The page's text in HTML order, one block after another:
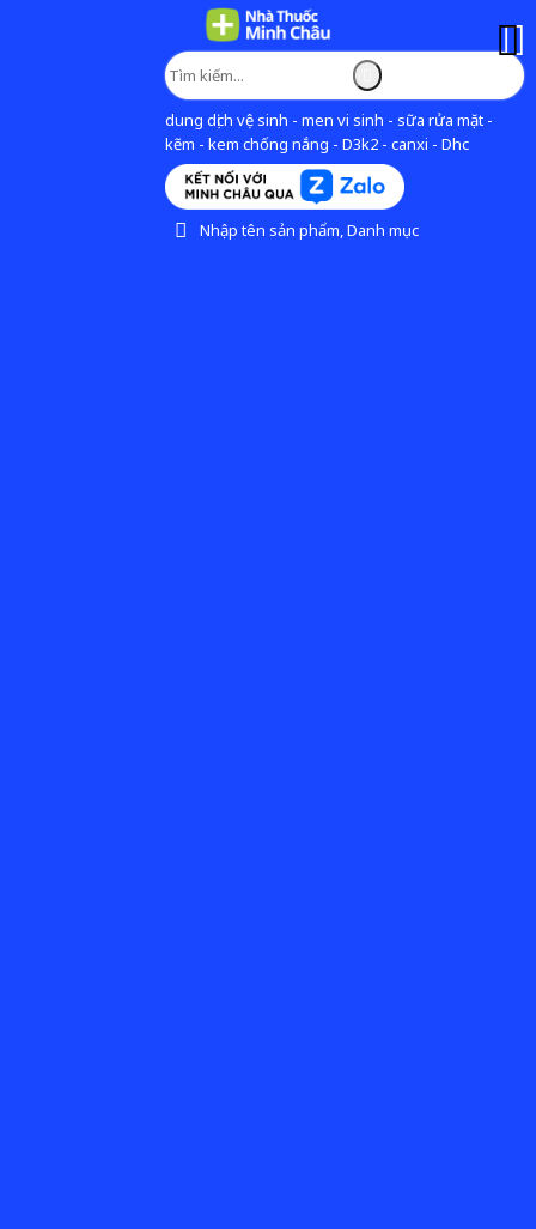
dung dịch vệ sinh - men vi sinh - sữa rửa mặt -
kẽm - kem chống nắng - D3k2 - canxi - Dhc
Nhập tên sản phẩm, Danh mục